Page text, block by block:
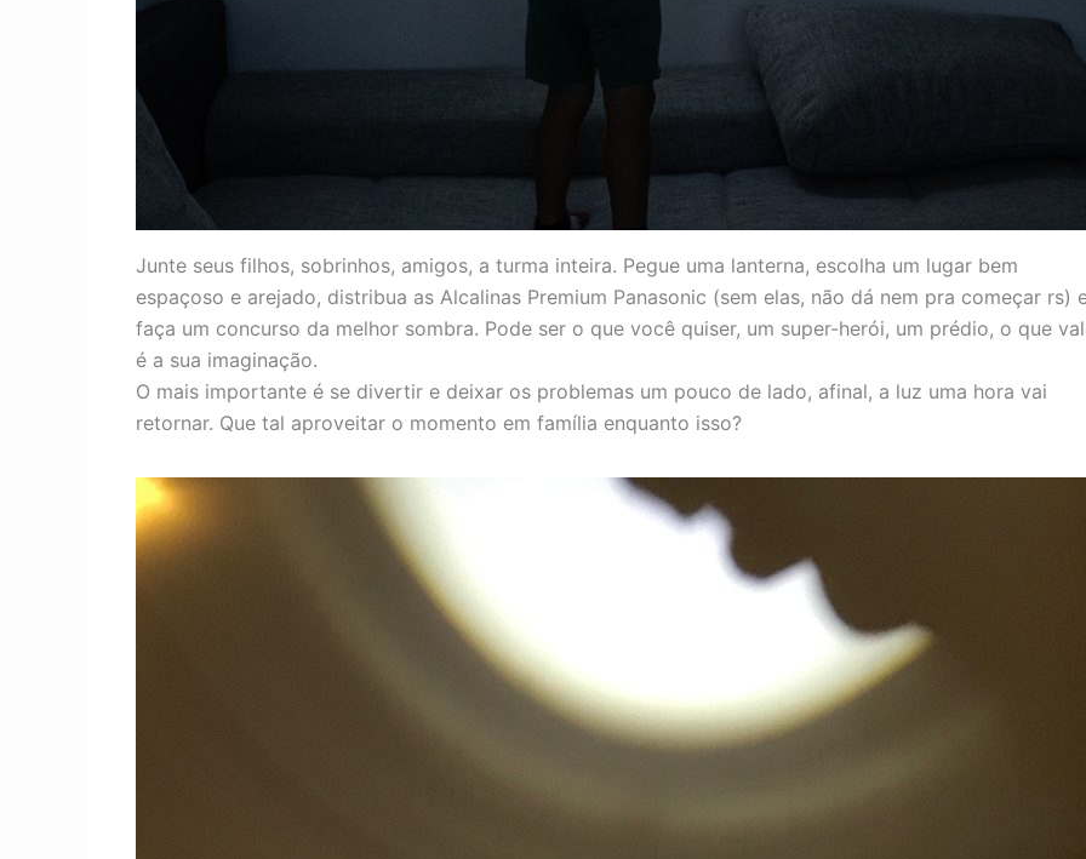
Junte seus filhos, sobrinhos, amigos, a turma inteira. Pegue uma lanterna, escolha um lugar bem
espaçoso e arejado, distribua as Alcalinas Premium Panasonic (sem elas, não dá nem pra começar rs)
faça um concurso da melhor sombra. Pode ser o que você quiser, um super-herói, um prédio, o que
é a sua imaginação.
O mais importante é se divertir e deixar os problemas um pouco de lado, afinal, a luz uma hora vai
retornar. Que tal aproveitar o momento em família enquanto isso?